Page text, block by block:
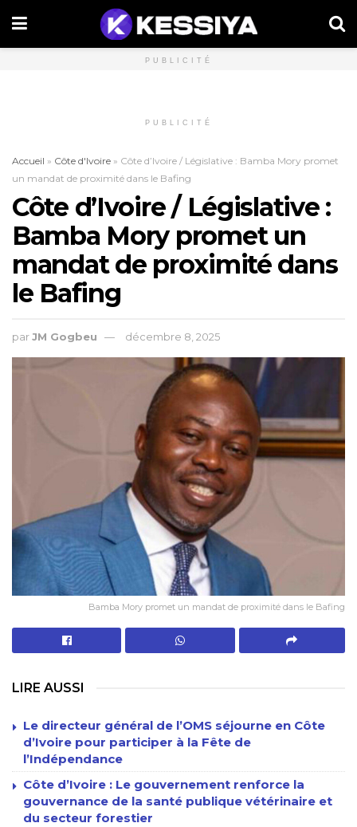
PUBLICITÉ
PUBLICITÉ
Accueil » Côte d'Ivoire » Côte d’Ivoire / Législative : Bamba Mory promet
un mandat de proximité dans le Bafing
Côte d’Ivoire / Législative :
Bamba Mory promet un
mandat de proximité dans
le Bafing
parJM Gogbeu décembre 8, 2025
Bamba Mory promet un mandat de proximité dans le Bafing
LIRE AUSSI
Le directeur général de l’OMS séjourne en Côte
d’Ivoire pour participer à la Fête de
l’Indépendance
Côte d’Ivoire : Le gouvernement renforce la
gouvernance de la santé publique vétérinaire et
du secteur forestier